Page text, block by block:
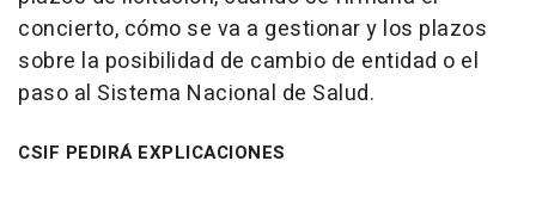
concierto, cómo se va a gestionar y los plazos
sobre la posibilidad de cambio de entidad o el
paso al Sistema Nacional de Salud.
CSIF PEDIRÁ EXPLICACIONES